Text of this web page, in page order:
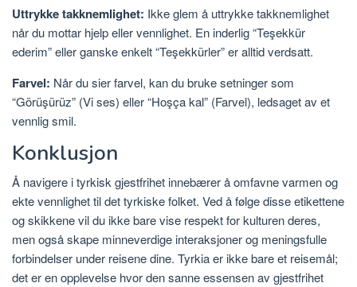
Uttrykke takknemlighet: Ikke glem å uttrykke takknemlighet
når du mottar hjelp eller vennlighet. En inderlig “Teşekkür
ederim” eller ganske enkelt “Teşekkürler” er alltid verdsatt.
Farvel: Når du sier farvel, kan du bruke setninger som
“Görüşürüz” (Vi ses) eller “Hoşça kal” (Farvel), ledsaget av et
vennlig smil.
Konklusjon
Å navigere i tyrkisk gjestfrihet innebærer å omfavne varmen og
ekte vennlighet til det tyrkiske folket. Ved å følge disse etikettene
og skikkene vil du ikke bare vise respekt for kulturen deres,
men også skape minneverdige interaksjoner og meningsfulle
forbindelser under reisene dine. Tyrkia er ikke bare et reisemål;
det er en opplevelse hvor den sanne essensen av gjestfrihet